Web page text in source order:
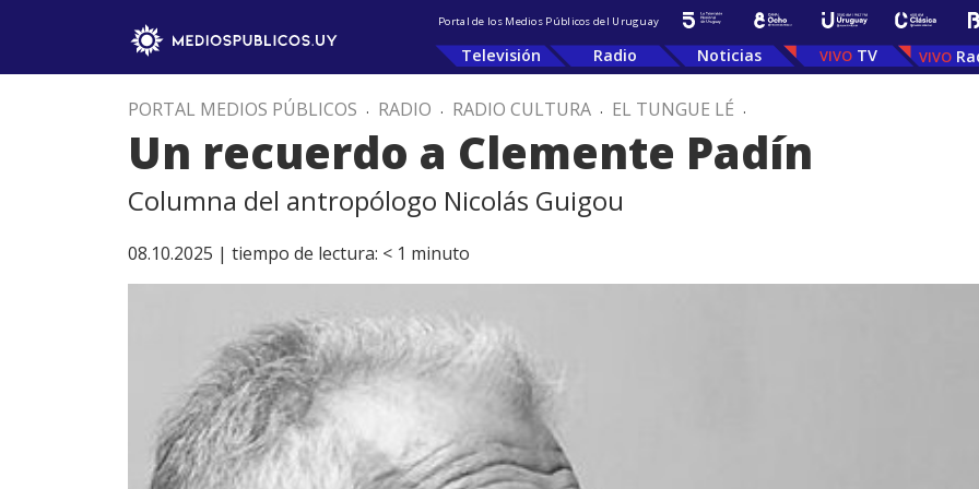
Portal de los Medios Públicos del Uruguay
Televisión Radio Noticias TV
PORTAL MEDIOS PÚBLICOS . RADIO . RADIO CULTURA . EL TUNGUE LÉ .
Un recuerdo a Clemente Padín
Columna del antropólogo Nicolás Guigou
08.10.2025 | tiempo de lectura: < 1 minuto